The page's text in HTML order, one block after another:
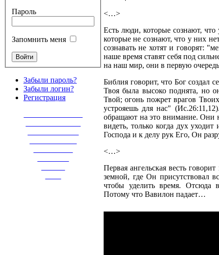
Пароль
Запомнить меня
Забыли пароль?
Забыли логин?
Регистрация
<…>
Есть люди, которые сознают,
которые не сознают, что у них
сознавать не хотят и говорят:
наше время ставят себя под
на наш мир, они в первую
Библия говорит, что Бог создал
Твоя была высоко поднята, но
Твой; огонь пожрет врагов
устрояешь для нас"
обращают на это внимание. Они
видеть, только когда дух
Господа и к делу рук Его, Он
<…>
Первая ангельская весть
земной, где Он присутствовал
чтобы уделить время. Отсюда
Потому что Вавилон падает…